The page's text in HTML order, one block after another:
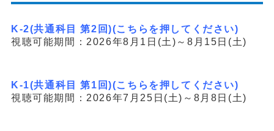
K-2(共通科目 第2回)(こちらを押してください)
視聴可能期間：2026年8月1日(土)～8月15日(土)
K-1(共通科目 第1回)(こちらを押してください)
視聴可能期間：2026年7月25日(土)～8月8日(土)